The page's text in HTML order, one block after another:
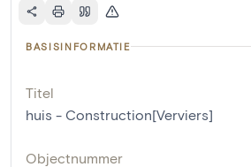
BASISINFORMATIE
Titel
huis - Construction[Verviers]
Objectnummer